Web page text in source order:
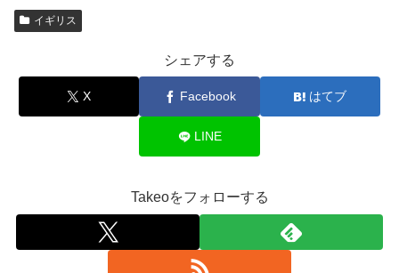
イギリス
シェアする
X Facebook はてブ
LINE
Takeoをフォローする